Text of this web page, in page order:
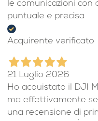
le comunicazioni con
puntuale e precisa
Acquirente verificato
21 Luglio 2026
Ho acquistato il DJI
ma effettivamente
una recensione di